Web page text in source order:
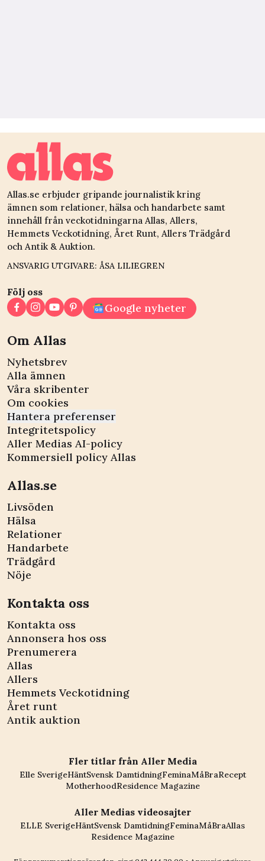
Allas.se erbjuder gripande journalistik kring
ämnen som relationer, hälsa och handarbete samt
innehåll från veckotidningarna Allas, Allers,
Hemmets Veckotidning, Året Runt, Allers Trädgård
och Antik & Auktion.
ANSVARIG UTGIVARE: ÅSA LILIEGREN
Följ oss
Google nyheter
Om Allas
Nyhetsbrev
Alla ämnen
Våra skribenter
Om cookies
Hantera preferenser
Integritetspolicy
Aller Medias AI-policy
Kommersiell policy Allas
Allas.se
Livsöden
Hälsa
Relationer
Handarbete
Trädgård
Nöje
Kontakta oss
Kontakta oss
Annonsera hos oss
Prenumerera
Allas
Allers
Hemmets Veckotidning
Året runt
Antik auktion
Fler titlar från Aller Media
Elle SverigeHäntSvensk DamtidningFeminaMåBraRecept
MotherhoodResidence Magazine
Aller Medias videosajter
ELLE SverigeHäntSvensk DamtidningFeminaMåBraAllas
Residence Magazine